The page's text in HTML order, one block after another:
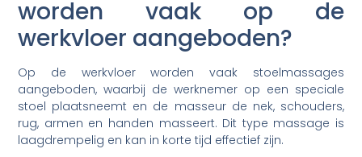
worden vaak op de
werkvloer aangeboden?
Op de werkvloer worden vaak stoelmassages
aangeboden, waarbij de werknemer op een speciale
stoel plaatsneemt en de masseur de nek, schouders,
rug, armen en handen masseert. Dit type massage is
laagdrempelig en kan in korte tijd effectief zijn.